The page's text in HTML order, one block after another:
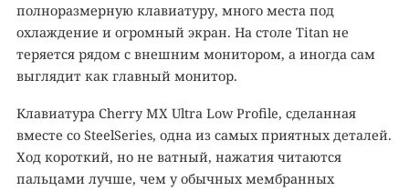
полноразмерную клавиатуру, много места под
охлаждение и огромный экран. На столе Titan не
теряется рядом с внешним монитором, а иногда сам
выглядит как главный монитор.
Клавиатура Cherry MX Ultra Low Profile, сделанная
вместе со SteelSeries, одна из самых приятных деталей.
Ход короткий, но не ватный, нажатия читаются
пальцами лучше, чем у обычных мембранных